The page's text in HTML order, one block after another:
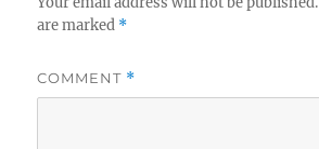
are marked *
COMMENT *